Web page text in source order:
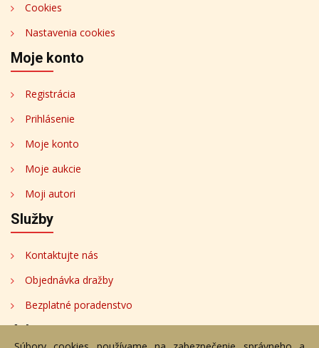
Cookies
Nastavenia cookies
Moje konto
Registrácia
Prihlásenie
Moje konto
Moje aukcie
Moji autori
Služby
Kontaktujte nás
Objednávka dražby
Bezplatné poradenstvo
Adresa